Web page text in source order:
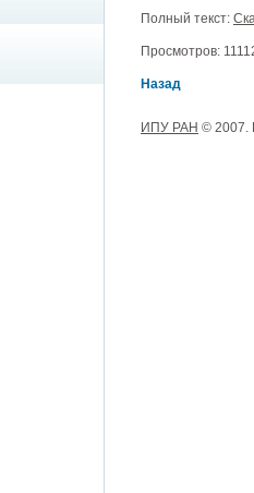
Полный текст:
Просмотров:
Назад
ИПУ РАН © 2007.